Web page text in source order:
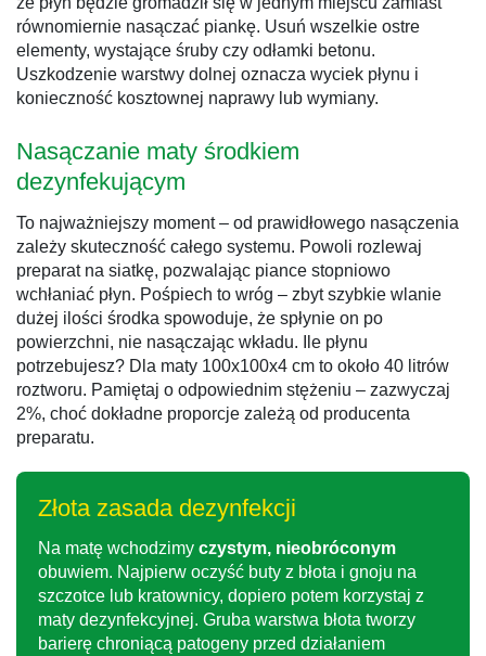
równomiernie nasączać piankę. Usuń wszelkie ostre
elementy, wystające śruby czy odłamki betonu.
Uszkodzenie warstwy dolnej oznacza wyciek płynu i
konieczność kosztownej naprawy lub wymiany.
Nasączanie maty środkiem
dezynfekującym
To najważniejszy moment – od prawidłowego nasączenia
zależy skuteczność całego systemu. Powoli rozlewaj
preparat na siatkę, pozwalając piance stopniowo
wchłaniać płyn. Pośpiech to wróg – zbyt szybkie wlanie
dużej ilości środka spowoduje, że spłynie on po
powierzchni, nie nasączając wkładu. Ile płynu
potrzebujesz? Dla maty 100x100x4 cm to około 40 litrów
roztworu. Pamiętaj o odpowiednim stężeniu – zazwyczaj
2%, choć dokładne proporcje zależą od producenta
preparatu.
Złota zasada dezynfekcji
Na matę wchodzimy czystym, nieobróconym
obuwiem. Najpierw oczyść buty z błota i gnoju na
szczotce lub kratownicy, dopiero potem korzystaj z
maty dezynfekcyjnej. Gruba warstwa błota tworzy
barierę chroniącą patogeny przed działaniem